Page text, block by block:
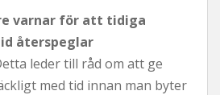
varnar för att tidiga
återspeglar
leder till råd om att ge
med tid innan man byter